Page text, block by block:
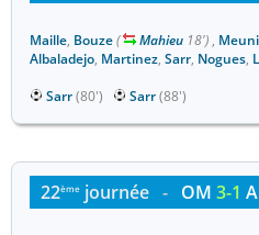
Maille, Bouze( Mahieu 18') ,
Albaladejo, Martinez, Sarr, Nogues,
Sarr(80') Sarr(88')
22ème journée - OM 3-1